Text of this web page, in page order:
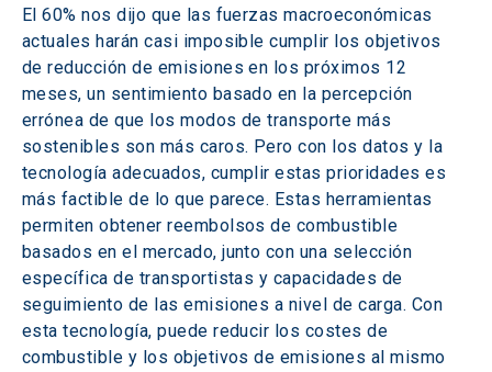
El 60% nos dijo que las fuerzas macroeconómicas
actuales harán casi imposible cumplir los objetivos
de reducción de emisiones en los próximos 12
meses, un sentimiento basado en la percepción
errónea de que los modos de transporte más
sostenibles son más caros. Pero con los datos y la
tecnología adecuados, cumplir estas prioridades es
más factible de lo que parece. Estas herramientas
permiten obtener reembolsos de combustible
basados en el mercado, junto con una selección
específica de transportistas y capacidades de
seguimiento de las emisiones a nivel de carga. Con
esta tecnología, puede reducir los costes de
combustible y los objetivos de emisiones al mismo